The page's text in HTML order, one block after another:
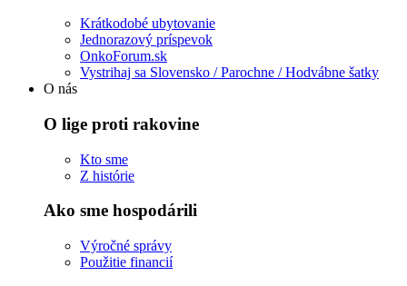
Krátkodobé ubytovanie
Jednorazový príspevok
OnkoForum.sk
Vystrihaj sa Slovensko / Parochne / Hodvábne šatky
O nás
O lige proti rakovine
Kto sme
Z histórie
Ako sme hospodárili
Výročné správy
Použitie financií